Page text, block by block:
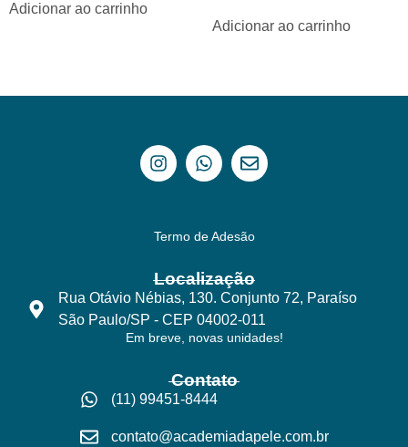
Adicionar ao carrinho
Adicionar ao carrinho
Termo de Adesão
Localização
Rua Otávio Nébias, 130. Conjunto 72, Paraíso
São Paulo/SP - CEP 04002-011
Em breve, novas unidades!
Contato
(11) 99451-8444
contato@academiadapele.com.br